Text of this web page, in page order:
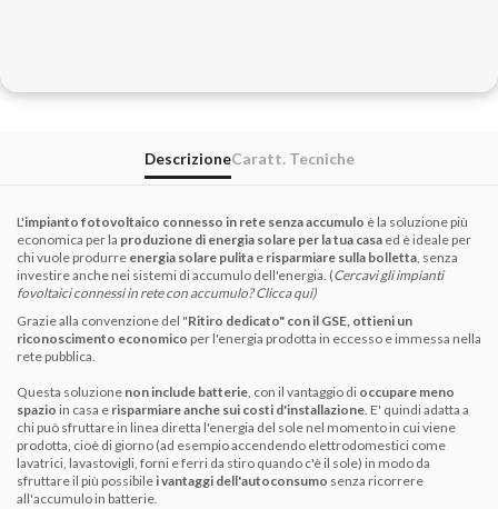
DescrizioneCaratt. Tecniche
L'impianto fotovoltaico connesso in rete senza accumulo è la soluzione più
economica per la produzione di energia solare per la tua casa ed è ideale per
chivuole produrre energia solare pulita e risparmiare sulla bolletta , senza
investire anche nei sistemi di accumulo dell'energia. (Cercavi gliimpianti
fovoltaici connessi in rete con accumulo? Clicca qui)
Grazie alla convenzione del "Ritiro dedicato" con il GSE, ottieni un
riconoscimento economico per l'energia prodotta in eccesso e immessa nella
rete pubblica.
Questa soluzione non include batterie, con il vantaggio di occupare meno
spazio in casa e risparmiare anche sui costi d'installazione. E' quindi adatta a
chi può sfruttare in linea diretta l'energia del sole nel momento in cui viene
prodotta, cioè di giorno (ad esempio accendendo elettrodomestici come
lavatrici, lavastovigli, forni e ferri da stiro quando c'è il sole) in modo da
sfruttare il più possibilei vantaggi dell'autoconsumo senza ricorrere
all'accumulo in batterie.